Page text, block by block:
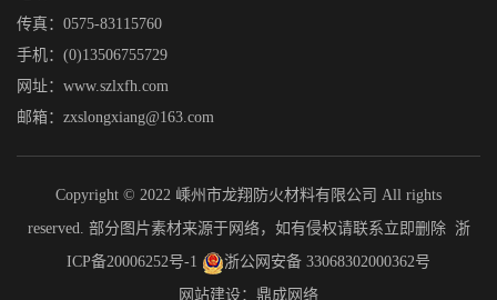
传真：0575-83115760
手机：(0)13506755729
网址：www.szlxfh.com
邮箱：zxslongxiang@163.com
Copyright © 2022 嵊州市龙翔防火材料有限公司 All rights
reserved. 部分图片素材来源于网络，如有侵权请联系立即删除 浙
ICP备20006252号-1
浙公网安备 33068302000362号
网站建设：鼎成网络